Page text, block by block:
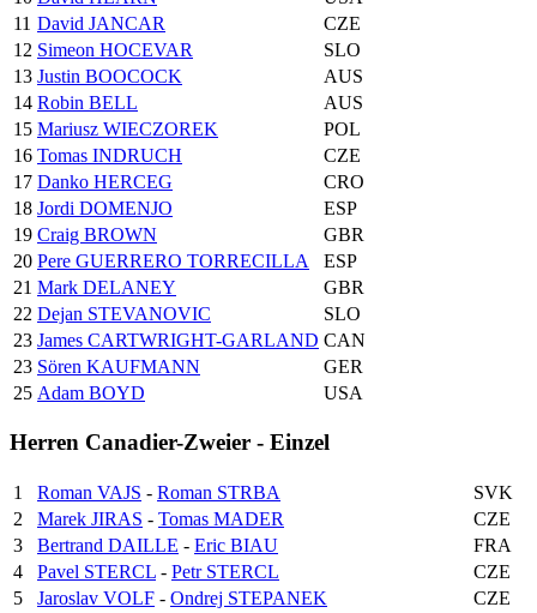
11 David JANCAR
CZE
12 Simeon HOCEVAR
SLO
13 Justin BOOCOCK
AUS
14 Robin BELL
AUS
15 Mariusz WIECZOREK
POL
16 Tomas INDRUCH
CZE
17 Danko HERCEG
CRO
18 Jordi DOMENJO
ESP
19 Craig BROWN
GBR
20 Pere GUERRERO TORRECILLA
ESP
21 Mark DELANEY
GBR
22 Dejan STEVANOVIC
SLO
23 James CARTWRIGHT-GARLAND CAN
23 Sören KAUFMANN
GER
25 Adam BOYD USA
Herren Canadier-Zweier - Einzel
1 Roman VAJS - Roman STRBA
SVK
2
Marek JIRAS - Tomas MADER
CZE
3
Bertrand DAILLE - Eric BIAU
FRA
4
Pavel STERCL - Petr STERCL
CZE
5
Jaroslav VOLF - Ondrej STEPANEK
CZE